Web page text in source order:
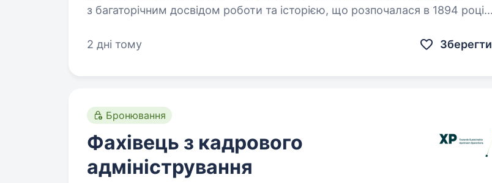
з багаторічним досвідом роботи та історією, що розпочалася в 1894 році.
2 дні тому
Зберегти
Бронювання
Фахівець з кадрового
адміністрування